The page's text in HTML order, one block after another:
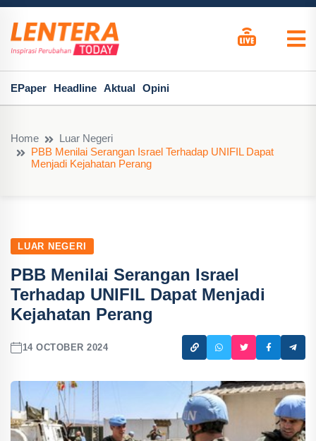
EPaper Headline Aktual Opini
Home
Luar Negeri
PBB Menilai Serangan Israel Terhadap UNIFIL Dapat
Menjadi Kejahatan Perang
LUAR NEGERI
PBB Menilai Serangan Israel
Terhadap UNIFIL Dapat Menjadi
Kejahatan Perang
14 OCTOBER 2024